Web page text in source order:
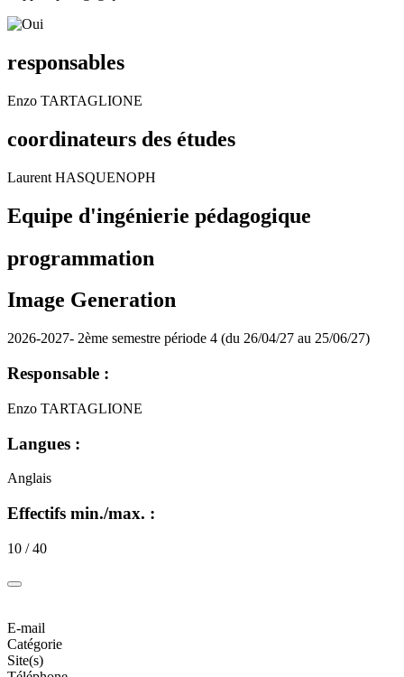
responsables
Enzo TARTAGLIONE
coordinateurs des études
Laurent HASQUENOPH
Equipe d'ingénierie pédagogique
programmation
Image Generation
2026-2027- 2ème semestre période 4 (du 26/04/27 au 25/06/27)
Responsable :
Enzo TARTAGLIONE
Langues :
Anglais
Effectifs min./max. :
10 / 40
E-mail
Catégorie
Site(s)